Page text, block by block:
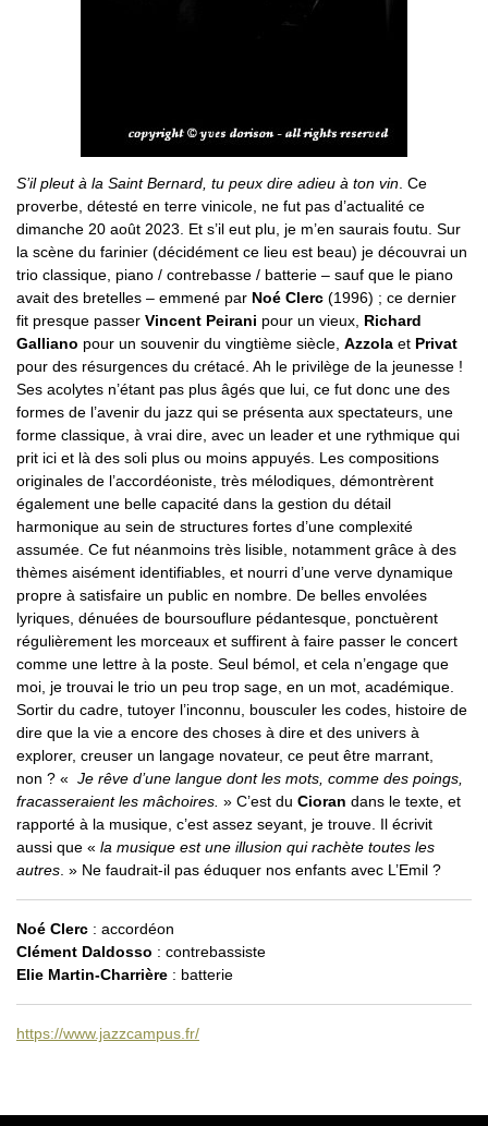
S’il pleut à la Saint Bernard, tu peux dire adieu à ton vin . Ce
proverbe, détesté en terre vinicole, ne fut pas d’actualité ce
dimanche 20 août 2023. Et s’il eut plu, je m’en saurais foutu. Sur
la scène du farinier (décidément ce lieu est beau) je découvrai un
trio classique, piano / contrebasse / batterie – sauf que le piano
avait des bretelles – emmené par Noé Clerc (1996) ; ce dernier
fit presque passer Vincent Peirani pour un vieux, Richard
Galliano pour un souvenir du vingtième siècle, Azzola et Privat
pour des résurgences du crétacé. Ah le privilège de la jeunesse !
Ses acolytes n’étant pas plus âgés que lui, ce fut donc une des
formes de l’avenir du jazz qui se présenta aux spectateurs, une
forme classique, à vrai dire, avec un leader et une rythmique qui
prit ici et là des soli plus ou moins appuyés. Les compositions
originales de l’accordéoniste, très mélodiques, démontrèrent
également une belle capacité dans la gestion du détail
harmonique au sein de structures fortes d’une complexité
assumée. Ce fut néanmoins très lisible, notamment grâce à des
thèmes aisément identifiables, et nourri d’une verve dynamique
propre à satisfaire un public en nombre. De belles envolées
lyriques, dénuées de boursouflure pédantesque, ponctuèrent
régulièrement les morceaux et suffirent à faire passer le concert
comme une lettre à la poste. Seul bémol, et cela n’engage que
moi, je trouvai le trio un peu trop sage, en un mot, académique.
Sortir du cadre, tutoyer l’inconnu, bousculer les codes, histoire de
dire que la vie a encore des choses à dire et des univers à
explorer, creuser un langage novateur, ce peut être marrant,
non ? « Je rêve d’une langue dont les mots, comme des poings,
fracasseraient les mâchoires. » C’est du Cioran dans le texte, et
rapporté à la musique, c’est assez seyant, je trouve. Il écrivit
aussi que « la musique est une illusion qui rachète toutes les
autres . » Ne faudrait-il pas éduquer nos enfants avec L’Emil ?
Noé Clerc : accordéon
Clément Daldosso : contrebassiste
Elie Martin-Charrière : batterie
https://www.jazzcampus.fr/